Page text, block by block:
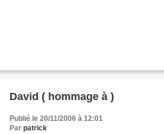
David ( hommage à )
Publié le 20/11/2006 à 12:01
Par patrick